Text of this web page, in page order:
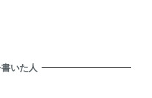
いた人